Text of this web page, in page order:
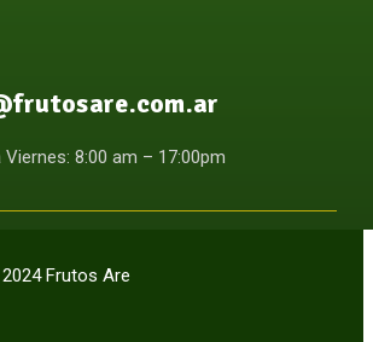
Viernes: 8:00 am – 17:00pm
Frutos Are